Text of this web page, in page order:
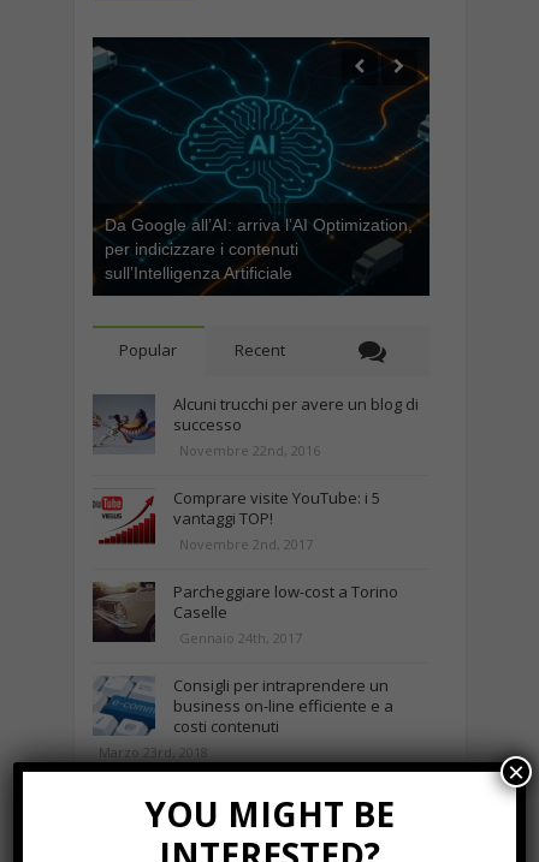
Da Google all’AI: arriva l’AI Optimization,
per indicizzare i contenuti
sull’Intelligenza Artificiale
Popular Recent
Alcuni trucchi per avere un blog di
successo
Novembre 22nd, 2016
Comprare visite YouTube: i 5
vantaggi TOP!
Novembre 2nd, 2017
Parcheggiare low-cost a Torino
Caselle
Gennaio 24th, 2017
Consigli per intraprendere un
business on-line efficiente e a
costi contenuti
Marzo 23rd, 2018
NEWS IN UNA FOTO
YOU MIGHT BE
×